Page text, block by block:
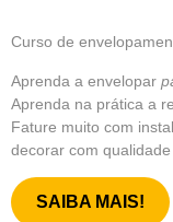
Curso de
Aprenda a envelopar
Aprenda na prática a
Fature muito com
decorar com
SAIBA MAIS!